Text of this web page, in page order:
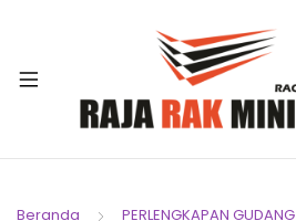
Beranda PERLENGKAPAN GUDANG